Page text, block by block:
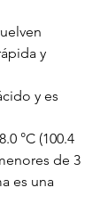
y
y es
°C (100.4
de 3
es una